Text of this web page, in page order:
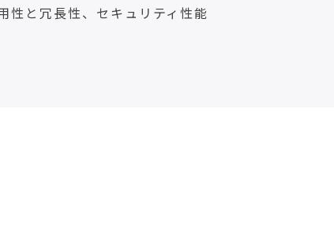
性と冗長性、セキュリティ性能